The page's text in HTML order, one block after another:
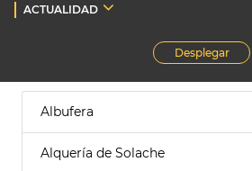
ACTUALIDAD
Desplegar
Albufera
Alquería de Solache